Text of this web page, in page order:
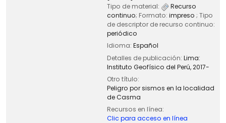
Tipo de material:
Recurso
continuo; Formato: impreso ; Tipo
de descriptor de recurso continuo:
periódico
Idioma: Español
Detalles de publicación: Lima:
Instituto Geofísico del Perú,2017-
Otro título:
Peligro por sismos en la localidad
de Casma
Recursos en línea:
Clic para acceso en línea